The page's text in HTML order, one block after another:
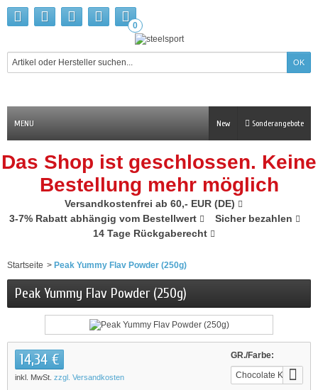
0
MENU Sonderangebote
New
Das Shop ist geschlossen. Keine
Bestellung mehr möglich
Versandkostenfrei ab 60,- EUR (DE)
3-7% Rabatt abhängig vom Bestellwert
Sicher bezahlen
14 Tage Rückgaberecht
Startseite > Peak Yummy Flav Powder (250g)
Peak Yummy Flav Powder (250g)
GR./Farbe:
Chocolate Kiss
14,34 €
inkl. MwSt. zzgl. Versandkosten